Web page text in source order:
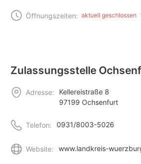
Öffnungszeiten: aktuell geschlossen
Zulassungsstelle
Adresse:
Kellereistraße 8
97199 Ochsenfurt
Telefon: 0931/8003-5026
Website: www.landkreis-